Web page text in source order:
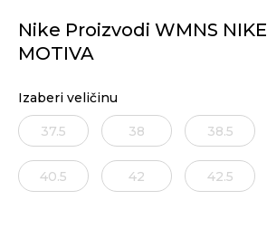
Nike Proizvodi WMNS NIKE
MOTIVA
Izaberi veličinu
37.5 38 38.5
40.5 42 42.5